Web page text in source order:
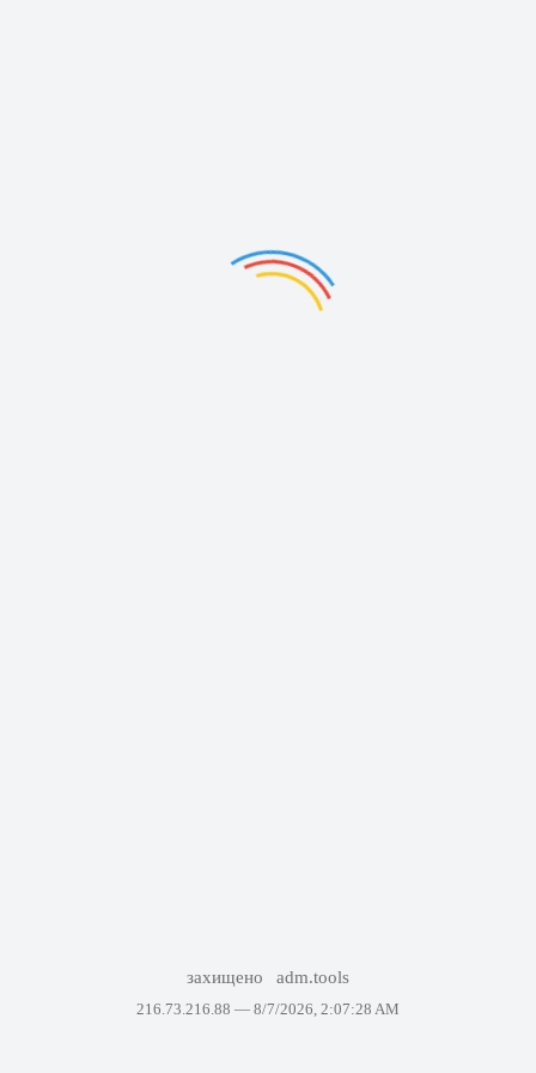
захищено adm.tools
216.73.216.88 — 8/7/2026, 2:07:28 AM